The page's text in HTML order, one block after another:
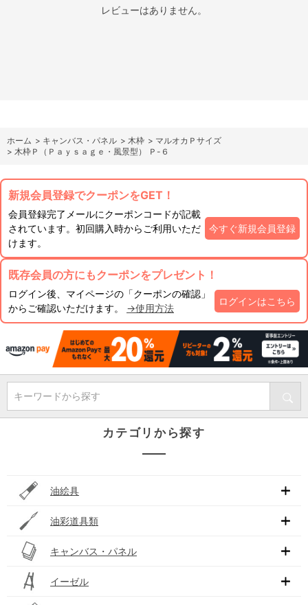
レビューはありません。
ホーム > キャンバス・パネル > 木枠 > マルオカＰサイズ
> 木枠Ｐ（Ｐａｙｓａｇｅ・風景型） Ｐ-６
新規会員登録でクーポンをGET！
会員登録完了メールにクーポンコードが記載
されています。初回購入時からご利用いただ
けます。
今すぐ新規会員登録
既存会員の方にもクーポンをプレゼント！
ログイン後、マイページの「クーポンの確認」
からご確認いただけます。 →使用方法
ログインはこちら
キーワードから探す
カテゴリから探す
油絵具
油彩道具類
キャンバス・パネル
イーゼル